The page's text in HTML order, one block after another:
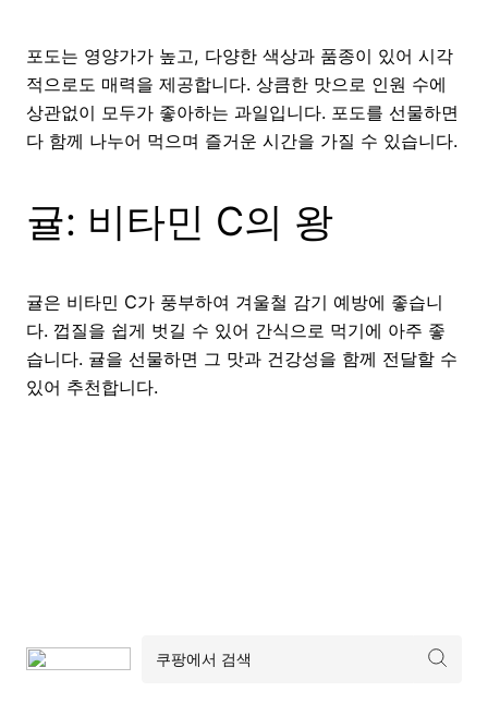
포도는 영양가가 높고, 다양한 색상과 품종이 있어 시각
적으로도 매력을 제공합니다. 상큼한 맛으로 인원 수에
상관없이 모두가 좋아하는 과일입니다. 포도를 선물하면
다 함께 나누어 먹으며 즐거운 시간을 가질 수 있습니다.
귤: 비타민 C의 왕
귤은 비타민 C가 풍부하여 겨울철 감기 예방에 좋습니
다. 껍질을 쉽게 벗길 수 있어 간식으로 먹기에 아주 좋
습니다. 귤을 선물하면 그 맛과 건강성을 함께 전달할 수
있어 추천합니다.